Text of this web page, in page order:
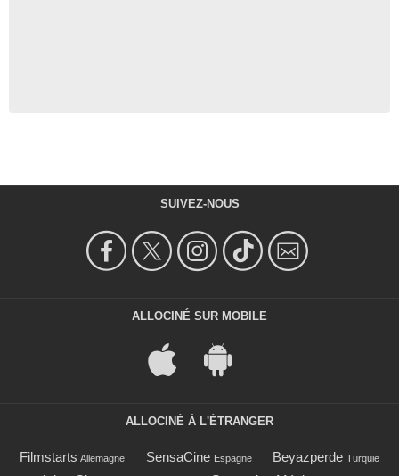
SUIVEZ-NOUS
ALLOCINÉ SUR MOBILE
ALLOCINÉ À L'ÉTRANGER
Filmstarts Allemagne SensaCine Espagne Beyazperde Turquie